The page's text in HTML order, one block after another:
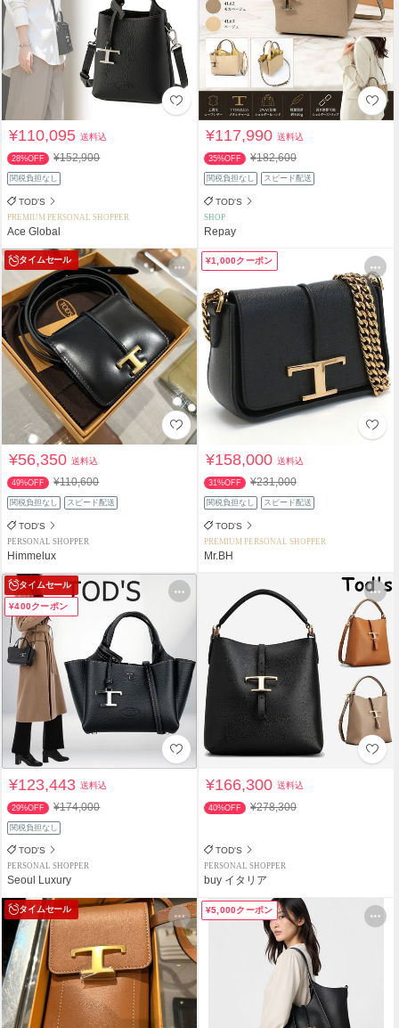
¥110,095送料込
28%OFF ¥152,900
関税負担なし
TOD'S
PREMIUM PERSONAL SHOPPER
Ace Global
¥117,990送料込
35%OFF ¥182,600
関税負担なし スピード配送
TOD'S
SHOP
Repay
タイムセール
¥56,350送料込
49%OFF ¥110,600
関税負担なし スピード配送
TOD'S
PERSONAL SHOPPER
Himmelux
¥1,000クーポン
¥158,000送料込
31%OFF ¥231,000
関税負担なし スピード配送
TOD'S
PREMIUM PERSONAL SHOPPER
Mr.BH
タイムセール
¥400クーポン
¥123,443送料込
29%OFF ¥174,000
関税負担なし
TOD'S
PERSONAL SHOPPER
Seoul Luxury
¥166,300送料込
40%OFF ¥278,300
TOD'S
PERSONAL SHOPPER
buy イタリア
タイムセール ¥5,000クーポン